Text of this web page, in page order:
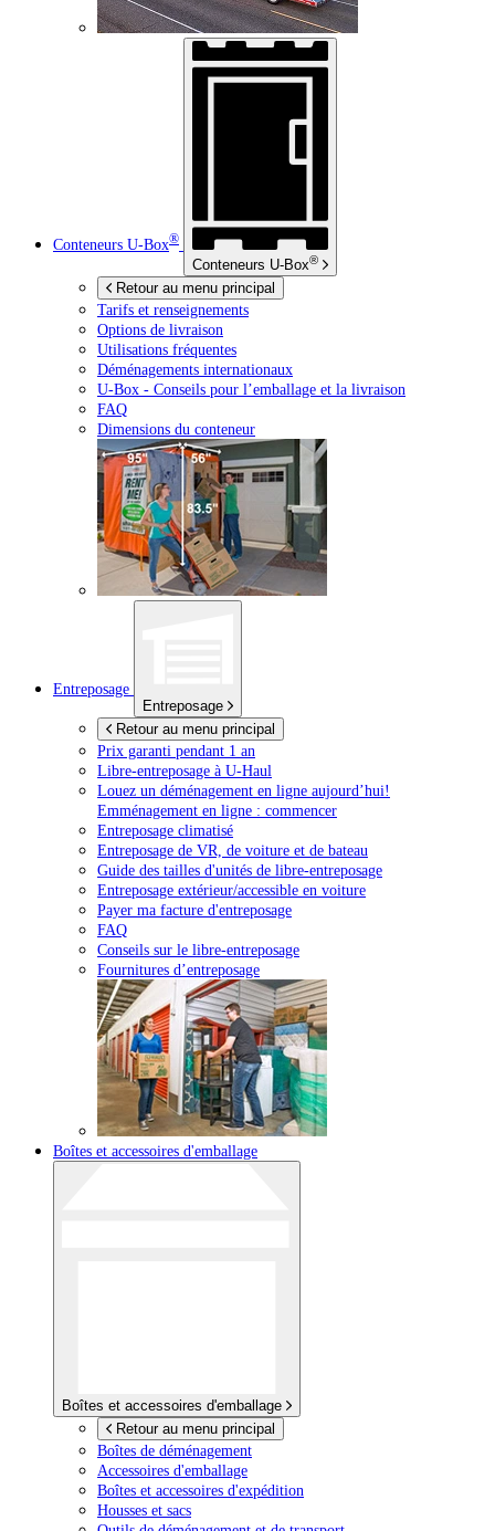
Conteneurs U-Box®
Conteneurs U-Box®
Retour au menu principal
Tarifs et renseignements
Options de livraison
Utilisations fréquentes
Déménagements internationaux
U-Box - Conseils pour l’emballage et la livraison
FAQ
Dimensions du conteneur
Entreposage
Entreposage
Retour au menu principal
Prix garanti pendant 1 an
Libre-entreposage à U-Haul
Louez un déménagement en ligne aujourd’hui!
Emménagement en ligne : commencer
Entreposage climatisé
Entreposage de VR, de voiture et de bateau
Guide des tailles d'unités de libre-entreposage
Entreposage extérieur/accessible en voiture
Payer ma facture d'entreposage
FAQ
Conseils sur le libre-entreposage
Fournitures d’entreposage
Boîtes et accessoires d'emballage
Boîtes et accessoires d'emballage
Retour au menu principal
Boîtes de déménagement
Accessoires d'emballage
Boîtes et accessoires d'expédition
Housses et sacs